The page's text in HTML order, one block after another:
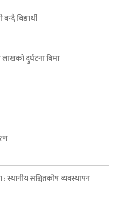
विद्यार्थी
दुर्घटना बिमा
: स्थानीय सञ्चितकोष व्यवस्थापन